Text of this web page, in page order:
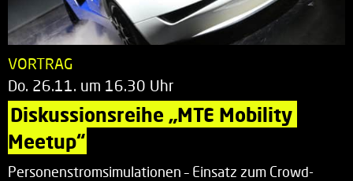
VORTRAG
Do. 26.11. um 16.30 Uhr
Diskussionsreihe „MTE Mobility
Meetup“
Personenstromsimulationen – Einsatz zum Crowd-